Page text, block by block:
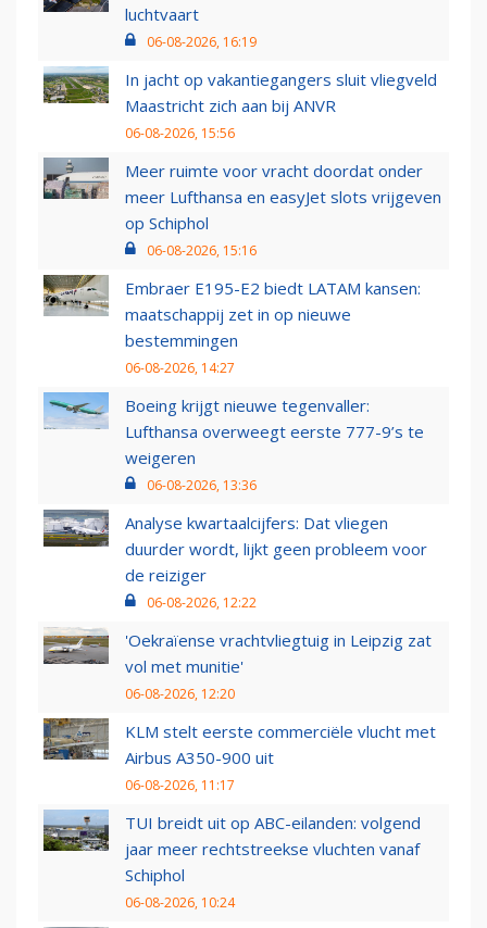
luchtvaart
06-08-2026, 16:19
In jacht op vakantiegangers sluit vliegveld
Maastricht zich aan bij ANVR
06-08-2026, 15:56
Meer ruimte voor vracht doordat onder
meer Lufthansa en easyJet slots vrijgeven
op Schiphol
06-08-2026, 15:16
Embraer E195-E2 biedt LATAM kansen:
maatschappij zet in op nieuwe
bestemmingen
06-08-2026, 14:27
Boeing krijgt nieuwe tegenvaller:
Lufthansa overweegt eerste 777-9’s te
weigeren
06-08-2026, 13:36
Analyse kwartaalcijfers: Dat vliegen
duurder wordt, lijkt geen probleem voor
de reiziger
06-08-2026, 12:22
'Oekraïense vrachtvliegtuig in Leipzig zat
vol met munitie'
06-08-2026, 12:20
KLM stelt eerste commerciële vlucht met
Airbus A350-900 uit
06-08-2026, 11:17
TUI breidt uit op ABC-eilanden: volgend
jaar meer rechtstreekse vluchten vanaf
Schiphol
06-08-2026, 10:24